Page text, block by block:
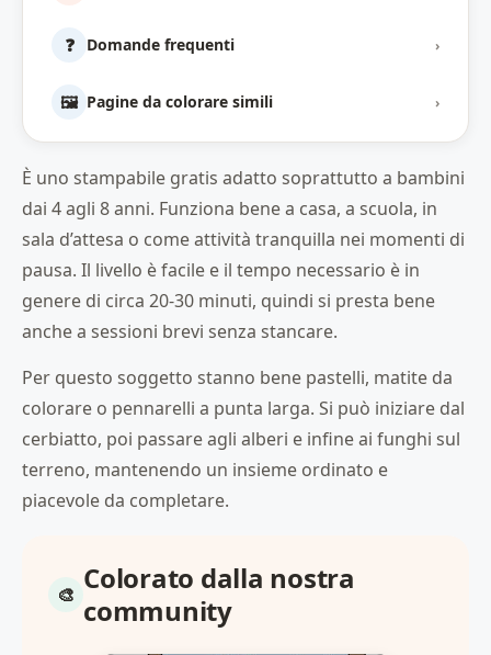
❓ Domande frequenti ›
🖼️ Pagine da colorare simili ›
È uno stampabile gratis adatto soprattutto a bambini
dai 4 agli 8 anni. Funziona bene a casa, a scuola, in
sala d’attesa o come attività tranquilla nei momenti di
pausa. Il livello è facile e il tempo necessario è in
genere di circa 20-30 minuti, quindi si presta bene
anche a sessioni brevi senza stancare.
Per questo soggetto stanno bene pastelli, matite da
colorare o pennarelli a punta larga. Si può iniziare dal
cerbiatto, poi passare agli alberi e infine ai funghi sul
terreno, mantenendo un insieme ordinato e
piacevole da completare.
Colorato dalla nostra
community